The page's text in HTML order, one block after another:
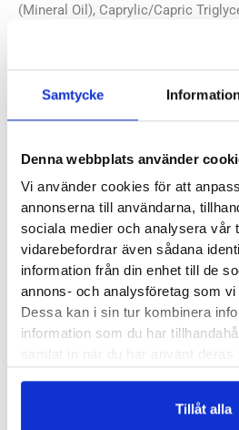
Samtycke
Denna webbplats använder
Vi använder cookies för att
annonserna till användarna,
sociala medier och analysera vår
vidarebefordrar även sådana
information från din enhet till de
annons- och analysföretag som
Dessa kan i sin tur kombinera
information som du har
samlat in när du har använt deras
Tillåt alla
(Mineral Oil), Caprylic/Capric
(Fragrance), Chamomilla Recutita
Extract,Bisabolol, Isopropyl
Simmondsia Chinensis (Jojoba)
Extract.
Camillen artikelnummer:80802
Recensioner
Andra köpte också...